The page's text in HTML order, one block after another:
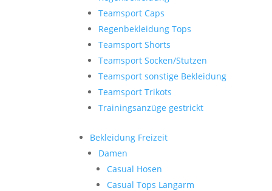
Teamsport Caps
Regenbekleidung Tops
Teamsport Shorts
Teamsport Socken/Stutzen
Teamsport sonstige Bekleidung
Teamsport Trikots
Trainingsanzüge gestrickt
Bekleidung Freizeit
Damen
Casual Hosen
Casual Tops Langarm